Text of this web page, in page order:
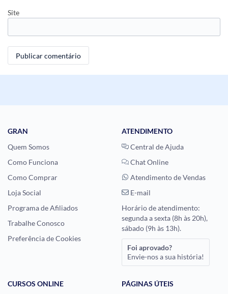
Site
GRAN
Quem Somos
Como Funciona
Como Comprar
Loja Social
Programa de Afiliados
Trabalhe Conosco
Preferência de Cookies
ATENDIMENTO
Central de Ajuda
Chat Online
Atendimento de Vendas
E-mail
Horário de atendimento:
segunda a sexta (8h às 20h),
sábado (9h às 13h).
Foi aprovado?
Envie-nos a sua história!
CURSOS ONLINE
PÁGINAS ÚTEIS